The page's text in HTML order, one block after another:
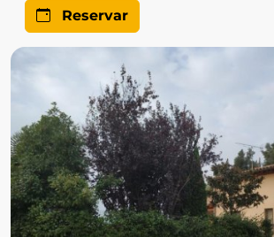
Reservar